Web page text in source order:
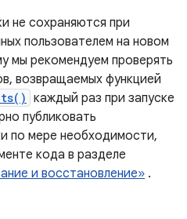
не сохраняются при
пользователем на новом
мы рекомендуем проверять
возвращаемых функцией
каждый раз при запуске
публиковать
по мере необходимости,
кода в разделе
и восстановление» .